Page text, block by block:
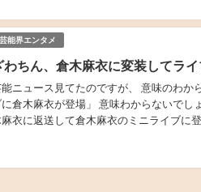
芸能界エンタメ
わちん、倉木麻衣に変装してラ
能ニュース見てたのですが、 意味のわか
に倉木麻衣が登場」 意味わからないで
麻衣に返送して倉木麻衣のミニライブに